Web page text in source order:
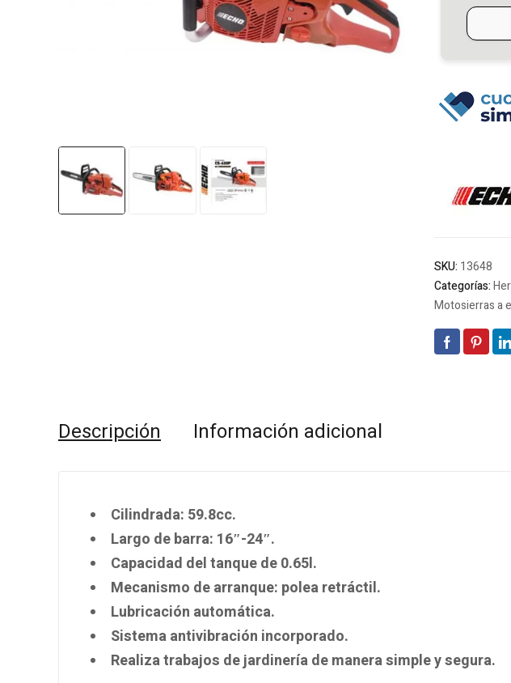
cantidad
SKU: 13648
Categorías:
Motosierras a
Descripción Información adicional
Cilindrada: 59.8cc.
Largo de barra: 16″-24″.
Capacidad del tanque de 0.65l.
Mecanismo de arranque: polea retráctil.
Lubricación automática.
Sistema antivibración incorporado.
Realiza trabajos de jardinería de manera simple y segura.